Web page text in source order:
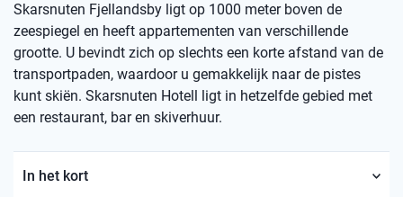
Skarsnuten Fjellandsby ligt op 1000 meter boven de
zeespiegel en heeft appartementen van verschillende
grootte. U bevindt zich op slechts een korte afstand van de
transportpaden, waardoor u gemakkelijk naar de pistes
kunt skiën. Skarsnuten Hotell ligt in hetzelfde gebied met
een restaurant, bar en skiverhuur.
In het kort